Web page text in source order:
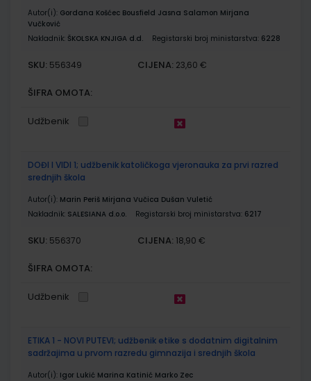
Autor(i): Gordana Košćec Bousfield Jasna Salamon Mirjana
Vučković
Nakladnik: ŠKOLSKA KNJIGA d.d. Registarski broj ministarstva: 6228
SKU: 556349 CIJENA: 23,60 €
ŠIFRA OMOTA:
Udžbenik
DOĐI I VIDI 1; udžbenik katoličkoga vjeronauka za prvi razred
srednjih škola
Autor(i): Marin Periš Mirjana Vučica Dušan Vuletić
Nakladnik: SALESIANA d.o.o. Registarski broj ministarstva: 6217
SKU: 556370 CIJENA: 18,90 €
ŠIFRA OMOTA:
Udžbenik
ETIKA 1 - NOVI PUTEVI; udžbenik etike s dodatnim digitalnim
sadržajima u prvom razredu gimnazija i srednjih škola
Autor(i): Igor Lukić Marina Katinić Marko Zec